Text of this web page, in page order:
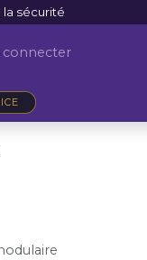
sécurité
connecter